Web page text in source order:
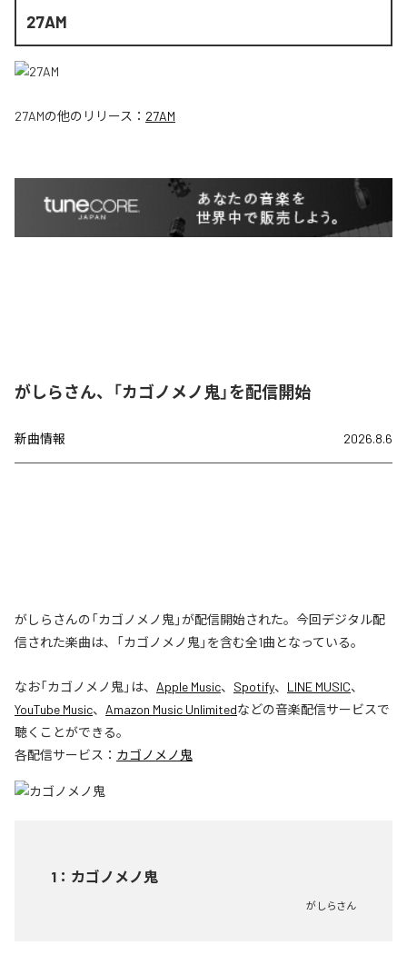
27AM
27AMの他のリリース： 27AM
がしらさん、「カゴノメノ鬼」を配信開始
新曲情報 2026.8.6
がしらさんの「カゴノメノ鬼」が配信開始された。今回デジタル配
信された楽曲は、「カゴノメノ鬼」を含む全1曲となっている。
なお「カゴノメノ鬼」は、 Apple Music、 Spotify、 LINE MUSIC、
YouTube Music、 Amazon Music Unlimitedなどの音楽配信サービスで
聴くことができる。
各配信サービス： カゴノメノ鬼
1 ： カゴノメノ鬼
がしらさん